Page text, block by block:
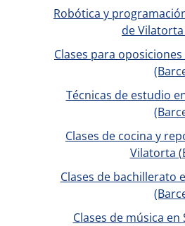
Robótica y
de
Clases para
Técnicas de estudio
Clases de cocina y
Vilatorta
Clases de bachillerato
Clases de música